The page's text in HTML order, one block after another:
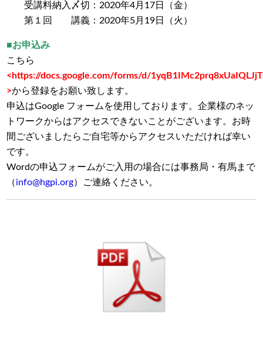
受講料納入〆切：2020年4月17日（金）
第１回 講義：2020年5月19日（火）
■お申込み
こちら
<https://docs.google.com/forms/d/
>から登録をお願い致します。
申込はGoogle フォームを使用しております。企業様のネッ
トワークからはアクセスできないことがございます。お時
間ございましたらご自宅等からアクセスいただければ幸い
です。
Wordの申込フォームがご入用の場合には事務局・有馬まで
（info@hgpi.org）ご連絡ください。